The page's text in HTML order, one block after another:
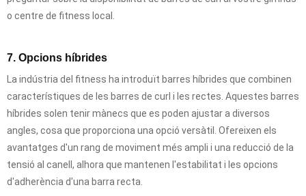
o centre de fitness local.
7. Opcions híbrides
La indústria del fitness ha introduït barres híbrides que combinen
característiques de les barres de curl i les rectes. Aquestes barres
híbrides solen tenir mànecs que es poden ajustar a diversos
angles, cosa que proporciona una opció versàtil. Ofereixen els
avantatges d'un rang de moviment més ampli i una reducció de la
tensió al canell, alhora que mantenen l'estabilitat i les opcions
d'adherència d'una barra recta.